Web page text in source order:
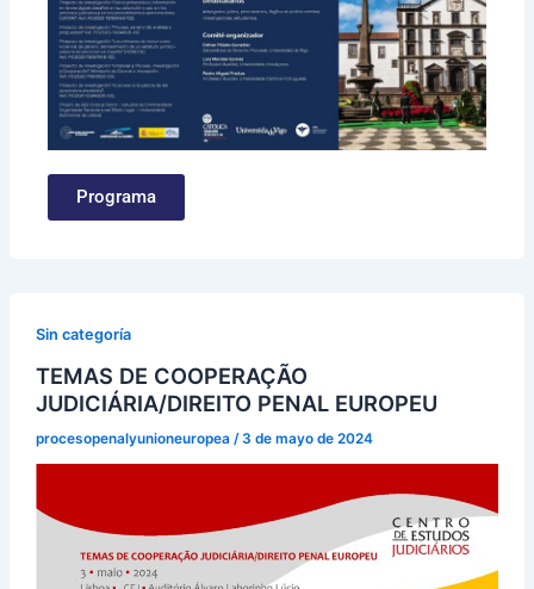
Programa
Sin categoría
TEMAS DE COOPERAÇÃO
JUDICIÁRIA/DIREITO PENAL EUROPEU
procesopenalyunioneuropea /3 de mayo de 2024